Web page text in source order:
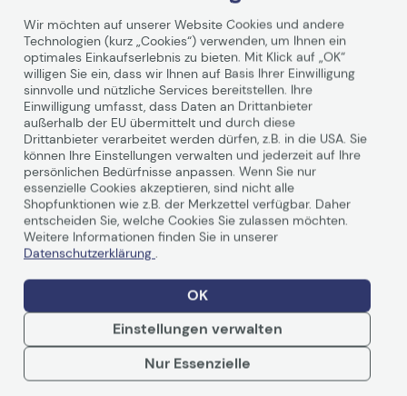
Ab2,94 €/Mo.mieten mit
Mehr erfahren
eSmart Professional MISATI
Stativ Leinwand 304,8 cm
120 Zoll
266 x 149 cm, 16:9
Versandkostenfrei in DE
Artikelnr.: x1000026473
Herstellernr.: 119018516EAN: 4260201936867
Artikel lieferbar per Spedition in ca. 3-5
211,98 €
inkl. MwSt., versandkostenfrei in DE!
In den Warenkorb
Wir möchten auf unserer Website Cookies und andere
Technologien (kurz „Cookies“) verwenden, um Ihnen ein
optimales Einkaufserlebnis zu bieten. Mit Klick auf „OK“
willigen Sie ein, dass wir Ihnen auf Basis Ihrer Einwilligung
sinnvolle und nützliche Services bereitstellen. Ihre
Einwilligung umfasst, dass Daten an Drittanbieter
außerhalb der EU übermittelt und durch diese
Drittanbieter verarbeitet werden dürfen, z.B. in die USA. Sie
können Ihre Einstellungen verwalten und jederzeit auf Ihre
persönlichen Bedürfnisse anpassen. Wenn Sie nur
essenzielle Cookies akzeptieren, sind nicht alle
Shopfunktionen wie z.B. der Merkzettel verfügbar. Daher
entscheiden Sie, welche Cookies Sie zulassen möchten.
Weitere Informationen finden Sie in unserer
Datenschutzerklärung .
OK
Einstellungen verwalten
Nur Essenzielle